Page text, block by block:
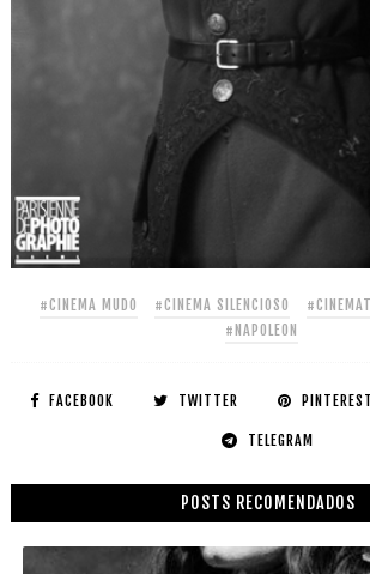
#CINEMA MUDO #CINEMA SILENCIOSO
#NAPOLEON
FACEBOOK TWITTER PINTEREST
TELEGRAM
POSTS RECOMENDADOS